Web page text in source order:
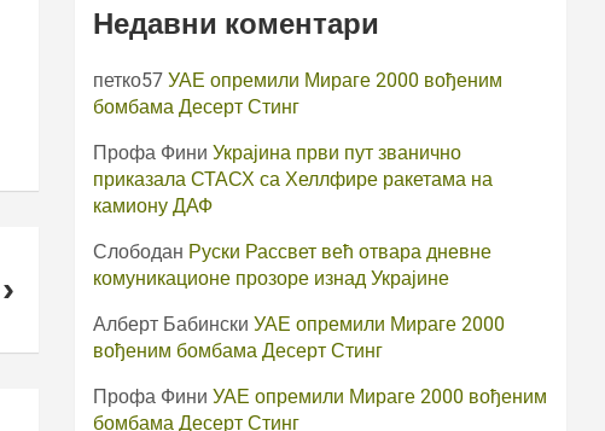
Недавни коментари
петко57 УАЕ опремили Мираге 2000 вођеним
бомбама Десерт Стинг
Профа Фини Украјина први пут званично
приказала СТАСХ са Хеллфире ракетама на
камиону ДАФ
Слободан Руски Рассвет већ отвара дневне
комуникационе прозоре изнад Украјине
Алберт Бабински УАЕ опремили Мираге 2000
вођеним бомбама Десерт Стинг
Профа Фини УАЕ опремили Мираге 2000 вођеним
бомбама Десерт Стинг